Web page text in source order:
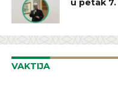
u petak
VAKTIJA